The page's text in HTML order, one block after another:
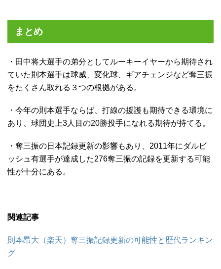
まとめ
・田中将大選手の弟分としてルーキーイヤーから期待され
ていた則本選手は球威、変化球、ギアチェンジなど奪三振
をたくさん取れる３つの根拠がある。
・今年の則本選手ならば、打線の援護も期待できる環境に
あり、球団史上3人目の20勝投手になれる期待が持てる。
・奪三振の日本記録更新の影響もあり、2011年にダルビ
ッシュ有選手が達成した276奪三振の記録を更新する可能
性が十分にある。
関連記事
則本昂大（楽天）奪三振記録更新の可能性と歴代ランキン
グ